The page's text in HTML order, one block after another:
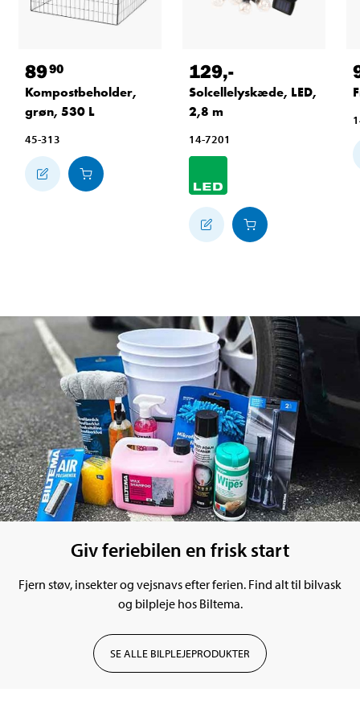
8990
Kompostbeholder,
grøn, 530 L
45-313
129,-
Solcellelyskæde, LED,
2,8 m
14-7201
Giv feriebilen en frisk start
Fjern støv, insekter og vejsnavs efter ferien. Find alt til bilvask
og bilpleje hos Biltema.
SE ALLE BILPLEJEPRODUKTER